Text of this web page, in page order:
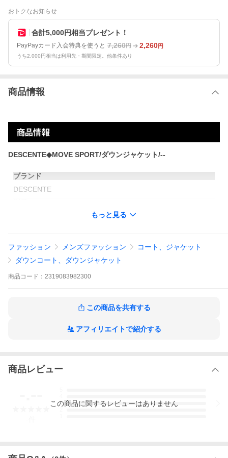
おトクなお知らせ
合計5,000円相当プレゼント！
PayPayカード入会特典を使うと 7,260円 2,260円
うち2,000円相当は利用先・期間限定。他条件あり
商品情報
DESCENTE◆MOVE SPORT/ダウンジャケット/--
ブランド
DESCENTE
柄
素材・生地
ポリエステル
【ジャケット】 肩幅：52 / 身幅：62 / 着丈：77 / 袖丈：66 / ゆ
もっと見る
ファッション メンズファッション
コート、ジャケット
ダウンコート、ダウンジャケット
商品 コード： 2319083982300
この商品を共有する
アフィリエイトで紹介する
商品レビュー
3
この商品に関するレビューはありません